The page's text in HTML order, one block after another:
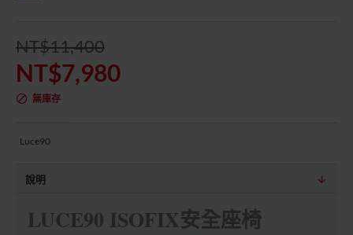
NT$7,980
NT$11,400
無庫存
Luce90
說明
LUCE90 ISOFIX安全座椅